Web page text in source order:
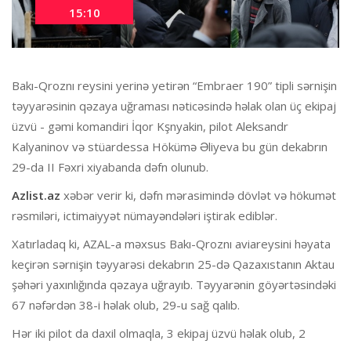
15:10
Bakı-Qroznı reysini yerinə yetirən “Embraer 190” tipli sərnişin
təyyarəsinin qəzaya uğraması nəticəsində həlak olan üç ekipaj
üzvü - gəmi komandiri İqor Kşnyakin, pilot Aleksandr
Kalyaninov və stüardessa Hökümə Əliyeva bu gün dekabrın
29-da II Fəxri xiyabanda dəfn olunub.
Azlist.az xəbər verir ki, dəfn mərasimində dövlət və hökumət
rəsmiləri, ictimaiyyət nümayəndələri iştirak ediblər.
Xatırladaq ki, AZAL-a məxsus Bakı-Qroznı aviareysini həyata
keçirən sərnişin təyyarəsi dekabrın 25-də Qazaxıstanın Aktau
şəhəri yaxınlığında qəzaya uğrayıb. Təyyarənin göyərtəsindəki
67 nəfərdən 38-i həlak olub, 29-u sağ qalıb.
Hər iki pilot da daxil olmaqla, 3 ekipaj üzvü həlak olub, 2